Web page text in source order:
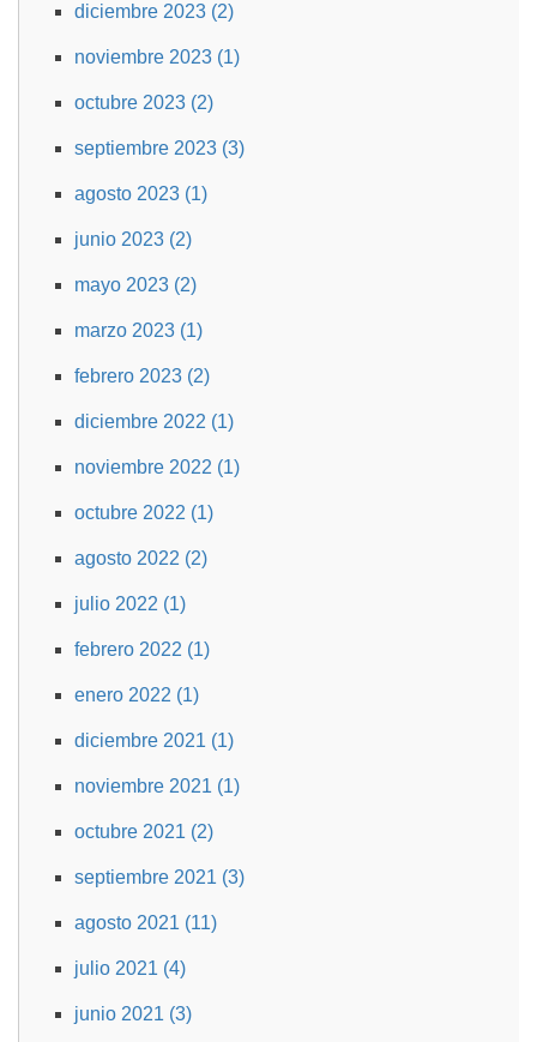
diciembre 2023 (2)
noviembre 2023 (1)
octubre 2023 (2)
septiembre 2023 (3)
agosto 2023 (1)
junio 2023 (2)
mayo 2023 (2)
marzo 2023 (1)
febrero 2023 (2)
diciembre 2022 (1)
noviembre 2022 (1)
octubre 2022 (1)
agosto 2022 (2)
julio 2022 (1)
febrero 2022 (1)
enero 2022 (1)
diciembre 2021 (1)
noviembre 2021 (1)
octubre 2021 (2)
septiembre 2021 (3)
agosto 2021 (11)
julio 2021 (4)
junio 2021 (3)